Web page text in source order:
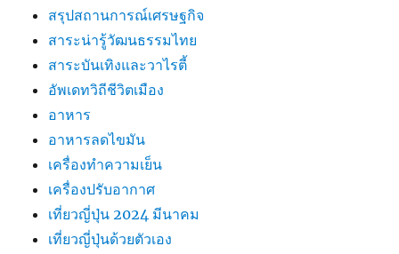
สรุปสถานการณ์เศรษฐกิจ
สาระน่ารู้วัฒนธรรมไทย
สาระบันเทิงและวาไรตี้
อัพเดทวิถีชีวิตเมือง
อาหาร
อาหารลดไขมัน
เครื่องทำความเย็น
เครื่องปรับอากาศ
เที่ยวญี่ปุ่น 2024 มีนาคม
เที่ยวญี่ปุ่นด้วยตัวเอง